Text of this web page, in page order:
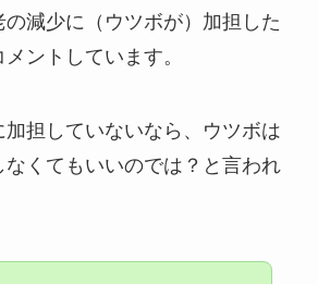
減少に（ウツボが）加担した
ントしています。
担していないなら、ウツボは
なくてもいいのでは？と言われ